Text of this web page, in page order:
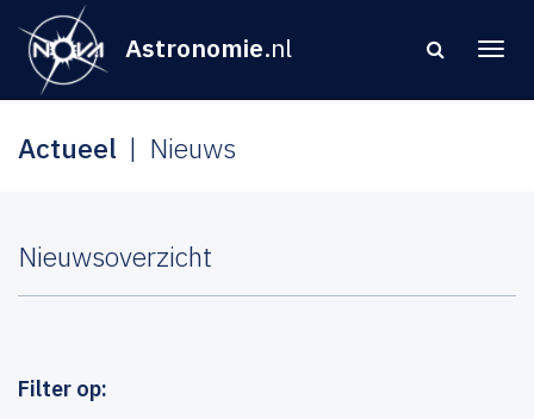
Astronomie.nl
Actueel Nieuws
Nieuwsoverzicht
Filter op: